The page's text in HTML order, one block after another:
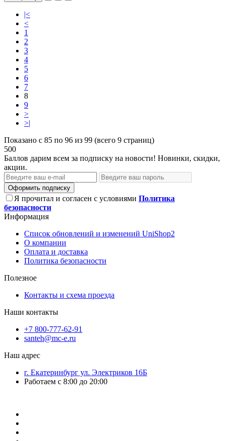
|<
<
1
2
3
4
5
6
7
8
9
>
>|
Показано с 85 по 96 из 99 (всего 9 страниц)
500
Баллов дарим всем за подписку на новости! Новинки, скидки,
акции.
Оформить подписку
Я прочитал и согласен с условиями Политика
безопасности
Информация
Список обновлений и изменений UniShop2
О компании
Оплата и доставка
Политика безопасности
Полезное
Контакты и схема проезда
Наши контакты
+7 800-777-62-91
santeh@mc-e.ru
Наш адрес
г. Екатеринбург ул. Электриков 16Б
Работаем с 8:00 до 20:00